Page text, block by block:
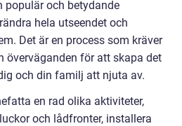
populär och betydande
hela utseendet och
Det är en process som kräver
överväganden för att skapa det
och din familj att njuta av.
en rad olika aktiviteter,
och lådfronter, installera